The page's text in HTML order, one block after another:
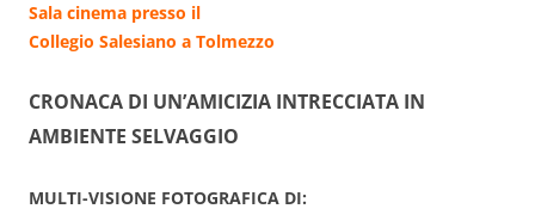
Sala cinema presso il
Collegio Salesiano a Tolmezzo
CRONACA DI UN’AMICIZIA INTRECCIATA IN
AMBIENTE SELVAGGIO
MULTI-VISIONE FOTOGRAFICA DI: